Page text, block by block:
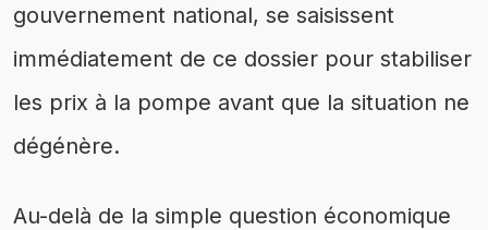
gouvernement national, se saisissent
immédiatement de ce dossier pour stabiliser
les prix à la pompe avant que la situation ne
dégénère.
Au-delà de la simple question économique